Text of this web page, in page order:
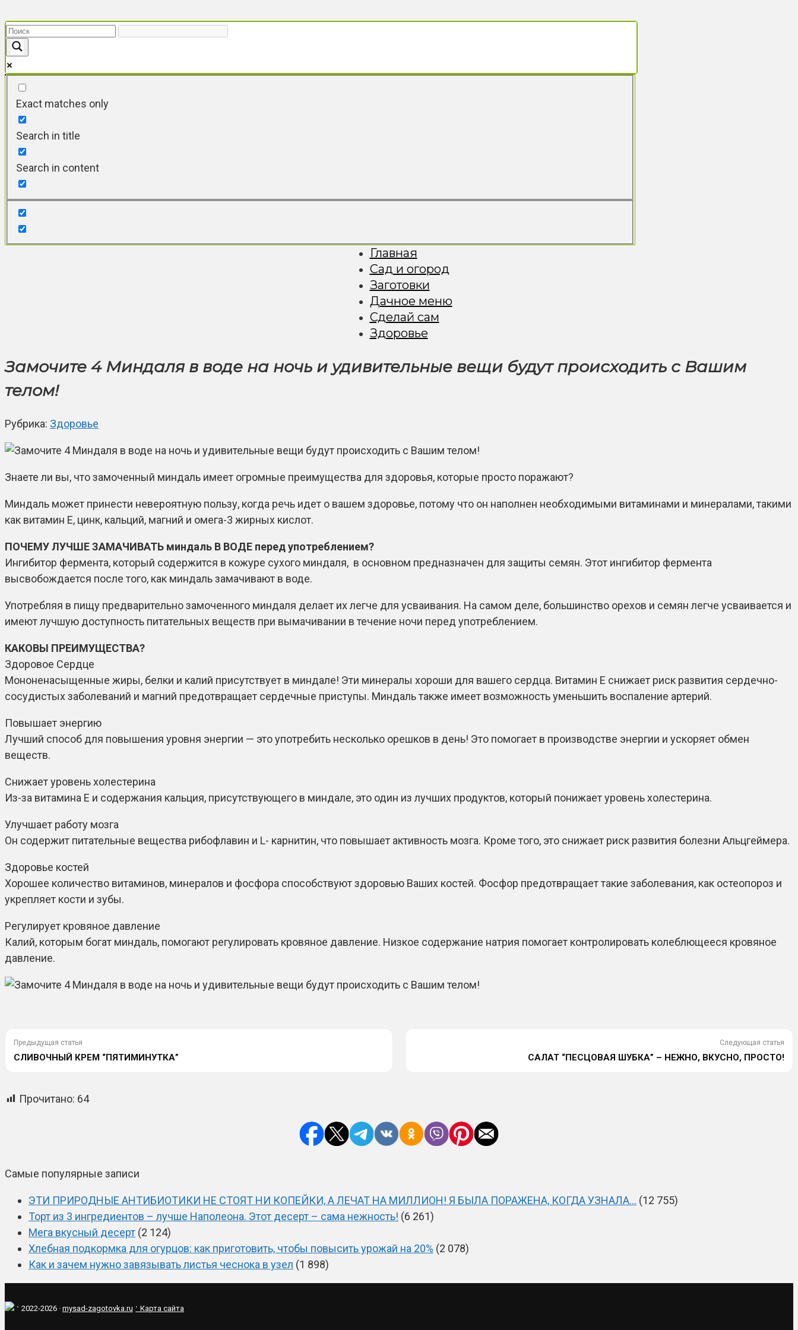
к
контенту
Exact matches only
Search in title
Search in content
Главная
Сад и огород
Заготовки
Дачное меню
Сделай сам
Здоровье
Замочите 4 Миндаля в воде на ночь и удивительные вещи будут происходить с Вашим
телом!
Рубрика: Здоровье
Знаете ли вы, что замоченный миндаль имеет огромные преимущества для здоровья, которые просто поражают?
Миндаль может принести невероятную пользу, когда речь идет о вашем здоровье, потому что он наполнен необходимыми витаминами и минералами, такими
как витамин Е, цинк, кальций, магний и омега-3 жирных кислот.
ПОЧЕМУ ЛУЧШЕ ЗАМАЧИВАТЬ миндаль В ВОДЕ перед употреблением?
Ингибитор фермента, который содержится в кожуре сухого миндаля, в основном предназначен для защиты семян. Этот ингибитор фермента
высвобождается после того, как миндаль замачивают в воде.
Употребляя в пищу предварительно замоченного миндаля делает их легче для усваивания. На самом деле, большинство орехов и семян легче усваивается и
имеют лучшую доступность питательных веществ при вымачивании в течение ночи перед употреблением.
КАКОВЫ ПРЕИМУЩЕСТВА?
Здоровое Сердце
Мононенасыщенные жиры, белки и калий присутствует в миндале! Эти минералы хороши для вашего сердца. Витамин Е снижает риск развития сердечно-
сосудистых заболеваний и магний предотвращает сердечные приступы. Миндаль также имеет возможность уменьшить воспаление артерий.
Повышает энергию
Лучший способ для повышения уровня энергии — это употребить несколько орешков в день! Это помогает в производстве энергии и ускоряет обмен
веществ.
Снижает уровень холестерина
Из-за витамина Е и содержания кальция, присутствующего в миндале, это один из лучших продуктов, который понижает уровень холестерина.
Улучшает работу мозга
Он содержит питательные вещества рибофлавин и L- карнитин, что повышает активность мозга. Кроме того, это снижает риск развития болезни Альцгеймера.
Здоровье костей
Хорошее количество витаминов, минералов и фосфора способствуют здоровью Ваших костей. Фосфор предотвращает такие заболевания, как остеопороз и
укрепляет кости и зубы.
Регулирует кровяное давление
Калий, которым богат миндаль, помогают регулировать кровяное давление. Низкое содержание натрия помогает контролировать колеблющееся кровяное
давление.
Предыдущая статья
СЛИВОЧНЫЙ КРЕМ “ПЯТИМИНУТКА”
Следующая статья
САЛАТ “ПЕСЦОВАЯ ШУБКА” – НЕЖНО, ВКУСНО, ПРОСТО!
Прочитано: 64
Самые популярные записи
ЭТИ ПРИРОДНЫЕ АНТИБИОТИКИ НЕ СТОЯТ НИ КОПЕЙКИ, А ЛЕЧАТ НА МИЛЛИОН! Я БЫЛА ПОРАЖЕНА, КОГДА УЗНАЛА… (12 755)
Торт из 3 ингредиентов – лучше Наполеона. Этот десерт – сама нежность! (6 261)
Мега вкусный десерт (2 124)
Хлебная подкормка для огурцов: как приготовить, чтобы повысить урожай на 20% (2 078)
Как и зачем нужно завязывать листья чеснока в узел (1 898)
· 2022-2026 · mysad-zagotovka.ru · Карта сайта